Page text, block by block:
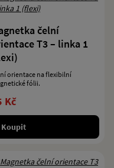
čelní
T3 – linka 1
orientace na flexibilní
fólii.
Kč
Koupit